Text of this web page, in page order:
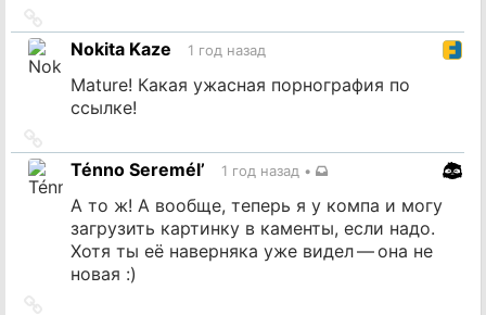
на
источник
Nokita Kaze 1 год назад
Mature! Какая ужасная порнография по
ссылке!
на
источник
Ténno Seremél’ 1 год назад •
А то ж! А вообще, теперь я у компа и могу
загрузить картинку в каменты, если надо.
Хотя ты её наверняка уже видел — она не
новая :)